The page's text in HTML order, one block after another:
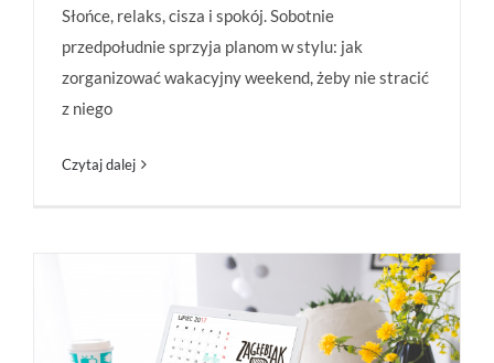
ominęło
Słońce, relaks, cisza i spokój. Sobotnie
przedpołudnie sprzyja planom w stylu: jak
zorganizować wakacyjny weekend, żeby nie stracić
z niego
Czytaj dalej